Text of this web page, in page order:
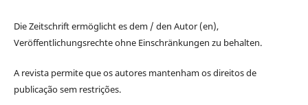
Die Zeitschrift ermöglicht es dem / den Autor (en),
Veröffentlichungsrechte ohne Einschränkungen zu behalten.
A revista permite que os autores mantenham os direitos de
publicação sem restrições.